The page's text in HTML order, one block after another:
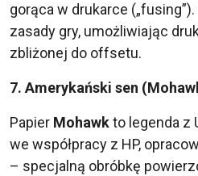
gorąca w drukarce
zasady gry, umożliwiając
zbliżonej do offsetu.
7. Amerykański sen
Papier Mohawkto legenda z
we współpracy z HP,
– specjalną obróbkę